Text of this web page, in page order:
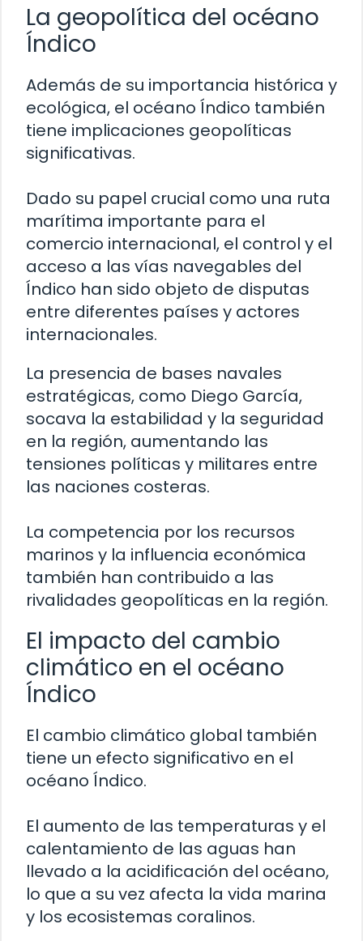
La geopolítica del océano
Índico
Además de su importancia histórica y
ecológica, el océano Índico también
tiene implicaciones geopolíticas
significativas.
Dado su papel crucial como una ruta
marítima importante para el
comercio internacional, el control y el
acceso a las vías navegables del
Índico han sido objeto de disputas
entre diferentes países y actores
internacionales.
La presencia de bases navales
estratégicas, como Diego García,
socava la estabilidad y la seguridad
en la región, aumentando las
tensiones políticas y militares entre
las naciones costeras.
La competencia por los recursos
marinos y la influencia económica
también han contribuido a las
rivalidades geopolíticas en la región.
El impacto del cambio
climático en el océano
Índico
El cambio climático global también
tiene un efecto significativo en el
océano Índico.
El aumento de las temperaturas y el
calentamiento de las aguas han
llevado a la acidificación del océano,
lo que a su vez afecta la vida marina
y los ecosistemas coralinos.